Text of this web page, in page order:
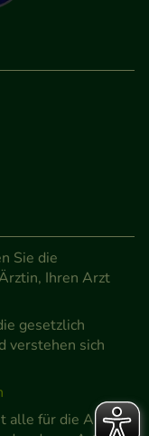
Sie die
Ihren Arzt
gesetzlich
verstehen sich
alle für die Abgabe